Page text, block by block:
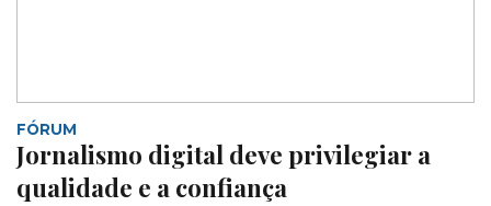
FÓRUM
Jornalismo digital deve privilegiar a
qualidade e a confiança